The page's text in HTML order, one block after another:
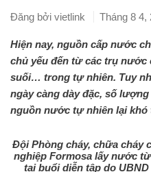
Đăng bởi vietlink Tháng 8 4,
Hiện nay, nguồn cấp nước
chủ yếu đến từ các trụ nước
suối… trong tự nhiên. Tuy
ngày càng dày đặc, số
nguồn nước tự nhiên lại khó
Đội Phòng cháy, chữa cháy
nghiệp Formosa lấy nước
tại buổi diễn tập do